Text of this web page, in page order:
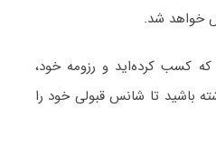
شد.
که کسب کرده‌اید و رزومه خود،
باشید تا شانس قبولی خود را